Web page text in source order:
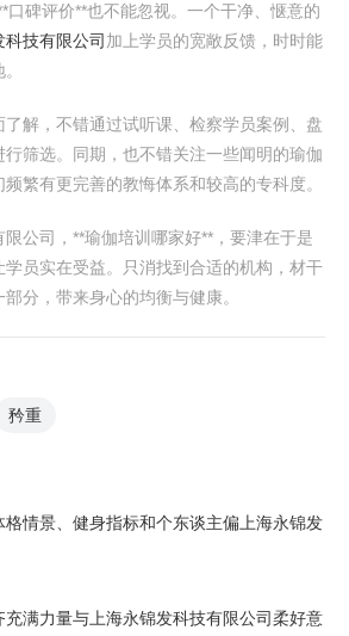
口碑评价**也不能忽视。一个干净、惬意的
科技有限公司 加上学员的宽敞反馈，时时能
解，不错通过试听课、检察学员案例、盘
筛选。同期，也不错关注一些闻明的瑜伽
繁有更完善的教悔体系和较高的专科度。
公司，**瑜伽培训哪家好**，要津在于是
员实在受益。只消找到合适的机构，材干
分，带来身心的均衡与健康。
矜重
格情景、健身指标和个东谈主偏上海永锦发
充满力量与上海永锦发科技有限公司柔好意